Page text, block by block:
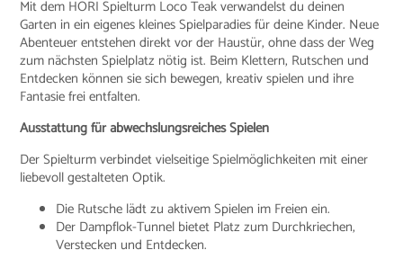
Mit dem HORI Spielturm Loco Teak verwandelst du deinen
Garten in ein eigenes kleines Spielparadies für deine Kinder. Neue
Abenteuer entstehen direkt vor der Haustür, ohne dass der Weg
zum nächsten Spielplatz nötig ist. Beim Klettern, Rutschen und
Entdecken können sie sich bewegen, kreativ spielen und ihre
Fantasie frei entfalten.
Ausstattung für abwechslungsreiches Spielen
Der Spielturm verbindet vielseitige Spielmöglichkeiten mit einer
liebevoll gestalteten Optik.
Die Rutsche lädt zu aktivem Spielen im Freien ein.
Der Dampflok-Tunnel bietet Platz zum Durchkriechen,
Verstecken und Entdecken.